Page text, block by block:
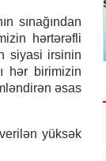
sınağından
hərtərəfli
siyasi irsinin
hər birimizin
əsas
yüksək